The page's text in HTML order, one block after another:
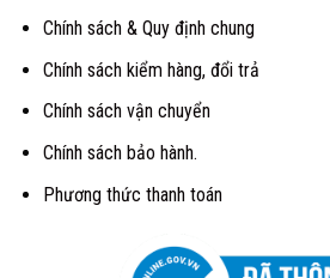
Chính sách & Quy định chung
Chính sách kiểm hàng, đổi trả
Chính sách vận chuyển
Chính sách bảo hành.
Phương thức thanh toán